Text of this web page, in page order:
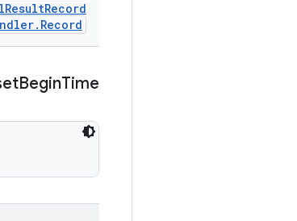
ResultRecord
. Record
BeginTime